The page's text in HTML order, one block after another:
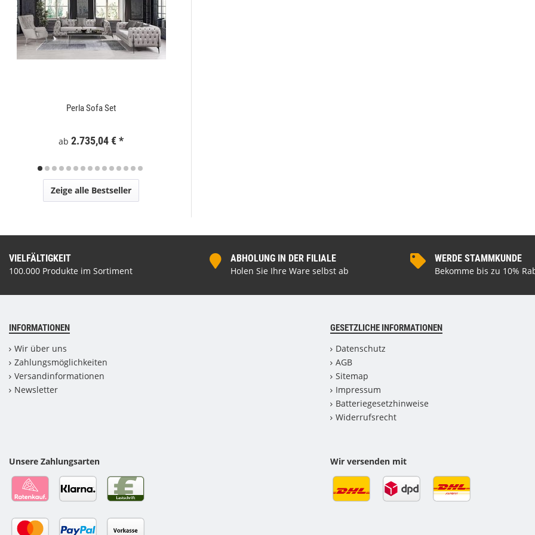
Perla Sofa Set
ab 2.735,04 €*
Zeige alle Bestseller
VIELFÄLTIGKEIT
100.000 Produkte im Sortiment
ABHOLUNG IN DER FILIALE
Holen Sie Ihre Ware selbst ab
WERDE STAMMKUNDE
Bekomme bis zu 10%
INFORMATIONEN
Wir über uns
Zahlungsmöglichkeiten
Versandinformationen
Newsletter
GESETZLICHE INFORMATIONEN
Datenschutz
AGB
Sitemap
Impressum
Batteriegesetzhinweise
Widerrufsrecht
Unsere Zahlungsarten Wir versenden mit